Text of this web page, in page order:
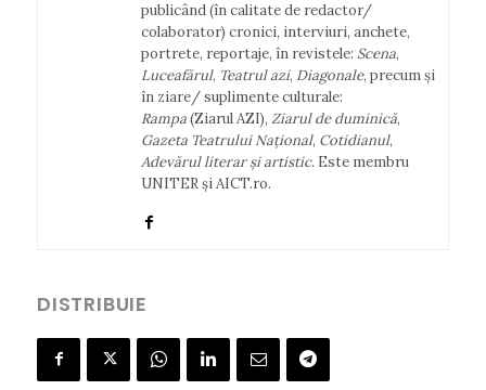
publicând (în calitate de redactor/
colaborator) cronici, interviuri, anchete,
portrete, reportaje, în revistele: Scena,
Luceafărul, Teatrul azi, Diagonale, precum și
în ziare/ suplimente culturale:
Rampa(Ziarul AZI), Ziarul de duminică,
Gazeta Teatrului Național, Cotidianul,
Adevărul literar şi artistic. Este membru
UNITER și AICT.ro.
DISTRIBUIE